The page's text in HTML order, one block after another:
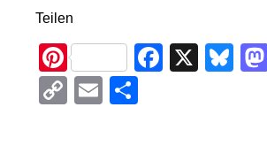
Teilen
Pi
nt
er
F
X
Bl
C
E